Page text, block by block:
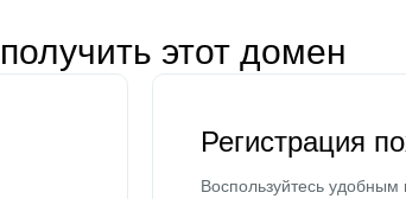
этот домен
Регистрация
Воспользуйтесь